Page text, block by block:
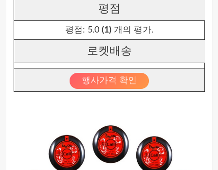
평점
평점: 5.0 (1)개의 평가.
로켓배송
행사가격 확인